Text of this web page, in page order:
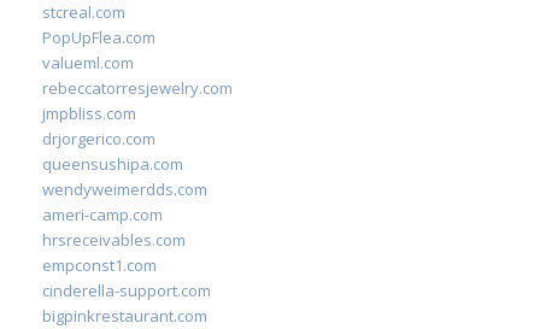
stcreal.com
PopUpFlea.com
valueml.com
rebeccatorresjewelry.com
jmpbliss.com
drjorgerico.com
queensushipa.com
wendyweimerdds.com
ameri-camp.com
hrsreceivables.com
empconst1.com
cinderella-support.com
bigpinkrestaurant.com